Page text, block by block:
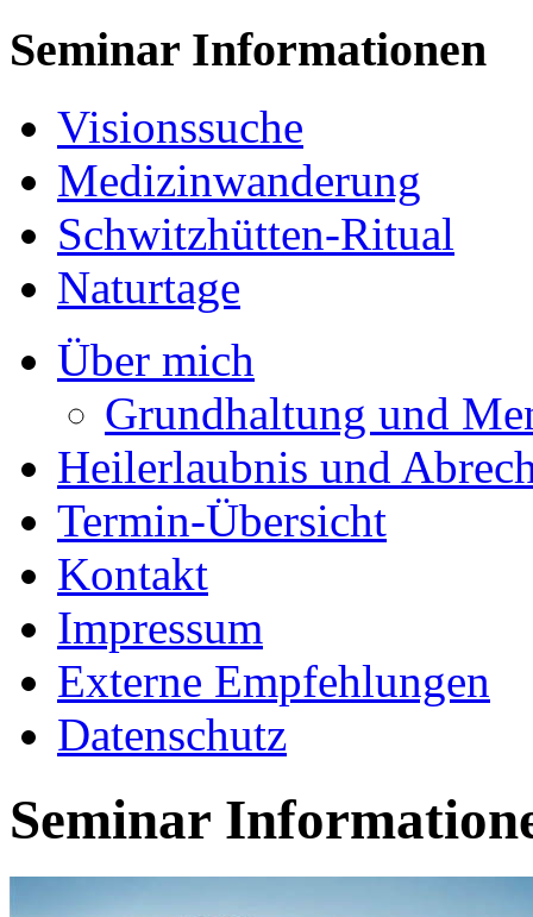
Seminar Informationen
Visionssuche
Medizinwanderung
Schwitzhütten-Ritual
Naturtage
Über mich
Grundhaltung und
Heilerlaubnis und
Termin-Übersicht
Kontakt
Impressum
Externe Empfehlungen
Datenschutz
Seminar